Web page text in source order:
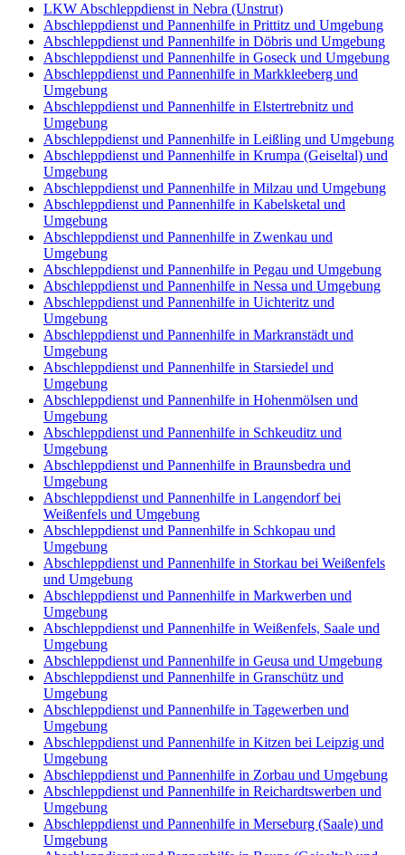
LKW Abschleppdienst in Nebra (Unstrut)
Abschleppdienst und Pannenhilfe in Prittitz und Umgebung
Abschleppdienst und Pannenhilfe in Döbris und Umgebung
Abschleppdienst und Pannenhilfe in Goseck und Umgebung
Abschleppdienst und Pannenhilfe in Markkleeberg und
Umgebung
Abschleppdienst und Pannenhilfe in Elstertrebnitz und
Umgebung
Abschleppdienst und Pannenhilfe in Leißling und Umgebung
Abschleppdienst und Pannenhilfe in Krumpa (Geiseltal) und
Umgebung
Abschleppdienst und Pannenhilfe in Milzau und Umgebung
Abschleppdienst und Pannenhilfe in Kabelsketal und
Umgebung
Abschleppdienst und Pannenhilfe in Zwenkau und
Umgebung
Abschleppdienst und Pannenhilfe in Pegau und Umgebung
Abschleppdienst und Pannenhilfe in Nessa und Umgebung
Abschleppdienst und Pannenhilfe in Uichteritz und
Umgebung
Abschleppdienst und Pannenhilfe in Markranstädt und
Umgebung
Abschleppdienst und Pannenhilfe in Starsiedel und
Umgebung
Abschleppdienst und Pannenhilfe in Hohenmölsen und
Umgebung
Abschleppdienst und Pannenhilfe in Schkeuditz und
Umgebung
Abschleppdienst und Pannenhilfe in Braunsbedra und
Umgebung
Abschleppdienst und Pannenhilfe in Langendorf bei
Weißenfels und Umgebung
Abschleppdienst und Pannenhilfe in Schkopau und
Umgebung
Abschleppdienst und Pannenhilfe in Storkau bei Weißenfels
und Umgebung
Abschleppdienst und Pannenhilfe in Markwerben und
Umgebung
Abschleppdienst und Pannenhilfe in Weißenfels, Saale und
Umgebung
Abschleppdienst und Pannenhilfe in Geusa und Umgebung
Abschleppdienst und Pannenhilfe in Granschütz und
Umgebung
Abschleppdienst und Pannenhilfe in Tagewerben und
Umgebung
Abschleppdienst und Pannenhilfe in Kitzen bei Leipzig und
Umgebung
Abschleppdienst und Pannenhilfe in Zorbau und Umgebung
Abschleppdienst und Pannenhilfe in Reichardtswerben und
Umgebung
Abschleppdienst und Pannenhilfe in Merseburg (Saale) und
Umgebung